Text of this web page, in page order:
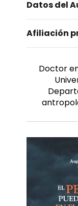
Datos del
Afiliación
Doctor